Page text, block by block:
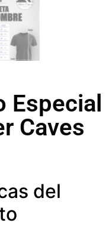
Especial
Caves
del